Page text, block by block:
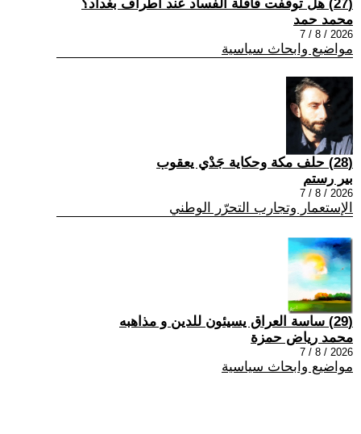
(27) هل توقّفت قافلة الفساد عند أطراف بغداد؟
محمد حمد
2026 / 8 / 7
مواضيع وابحاث سياسية
(28) حلف مكة وحكاية جَدْي يعقوب
بير رستم
2026 / 8 / 7
الإستعمار وتجارب التحرّر الوطني
(29) ساسة العراق يسيئون للدين و مذاهبه
محمد رياض حمزة
2026 / 8 / 7
مواضيع وابحاث سياسية